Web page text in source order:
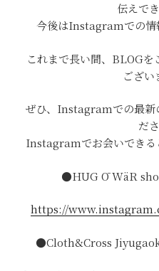
伝えで
今後はInstagramでの情
これまで長い間、BLOGを
ござい
ぜひ、Instagramでの最新
だ
Instagramでお会いできる
●HUG Ō WäR
https://
●Cloth&Cross